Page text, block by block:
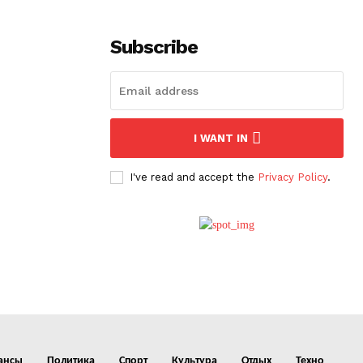
Subscribe
I WANT IN
I've read and accept the Privacy Policy.